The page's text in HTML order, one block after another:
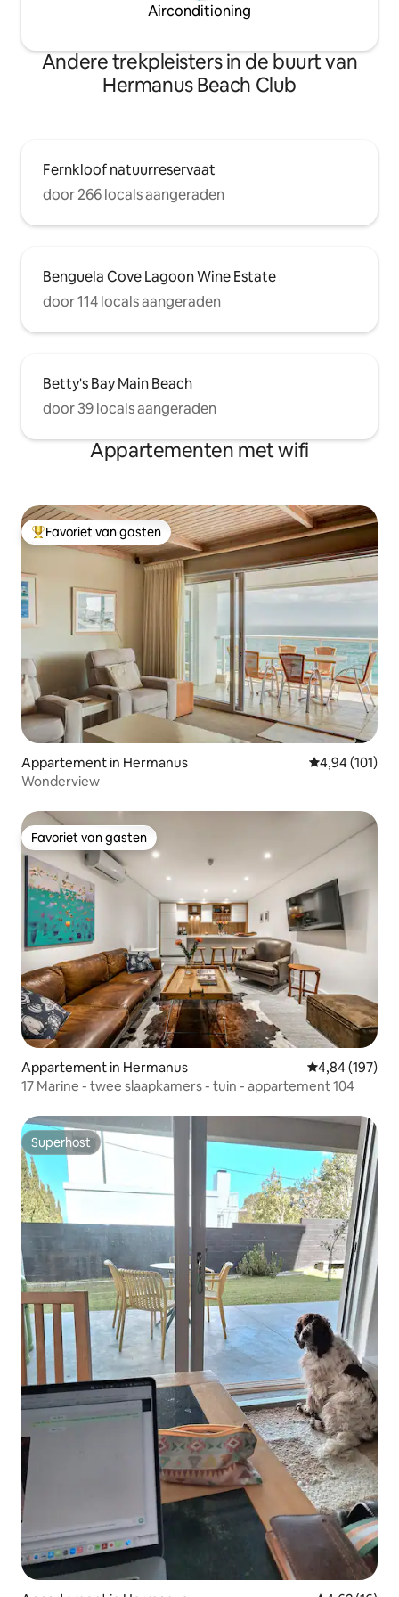
Airconditioning
Andere trekpleisters in de buurt van
Hermanus Beach Club
Fernkloof natuurreservaat
door 266 locals aangeraden
Benguela Cove Lagoon Wine Estate
door 114 locals aangeraden
Betty's Bay Main Beach
door 39 locals aangeraden
Appartementen met wifi
Topfavoriet van gasten
Favoriet van gasten
Appartement in Hermanus Gemiddelde
4,94 (101)
Wonderview
Favoriet van gasten
Favoriet van gasten
Appartement in Hermanus Gemiddelde
4,84 (197)
17 Marine - twee slaapkamers - tuin - appartement 104
Superhost
Superhost